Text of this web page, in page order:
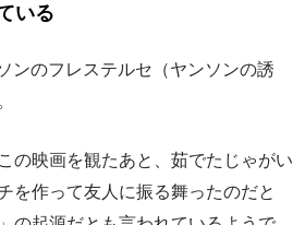
いる
ンのフレステルセ（ヤンソンの誘
の映画を観たあと、茹でたじゃがい
を作って友人に振る舞ったのだと